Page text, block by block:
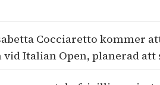
Cocciaretto kommer
Italian Open, planerad att